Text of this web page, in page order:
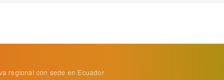
regional con sede en Ecuador